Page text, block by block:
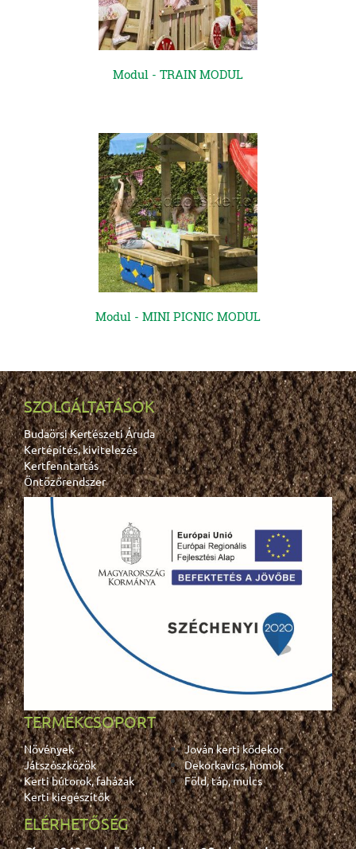
Modul - TRAIN MODUL
Modul - MINI PICNIC MODUL
SZOLGÁLTATÁSOK
Budaörsi Kertészeti Áruda
Kertépítés, kivitelezés
Kertfenntartás
Öntözőrendszer
TERMÉKCSOPORT
Növények
Jován kerti kődekor
Játszószközök
Dekorkavics, homok
Kerti bútorok, faházak
Föld, táp, mulcs
Kerti kiegészítők
ELÉRHETŐSÉG